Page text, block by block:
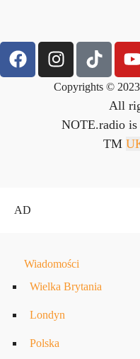
Copyrights ©
All
NOTE.radio is
TM
AD
Wiadomości
Wielka Brytania
Londyn
Polska